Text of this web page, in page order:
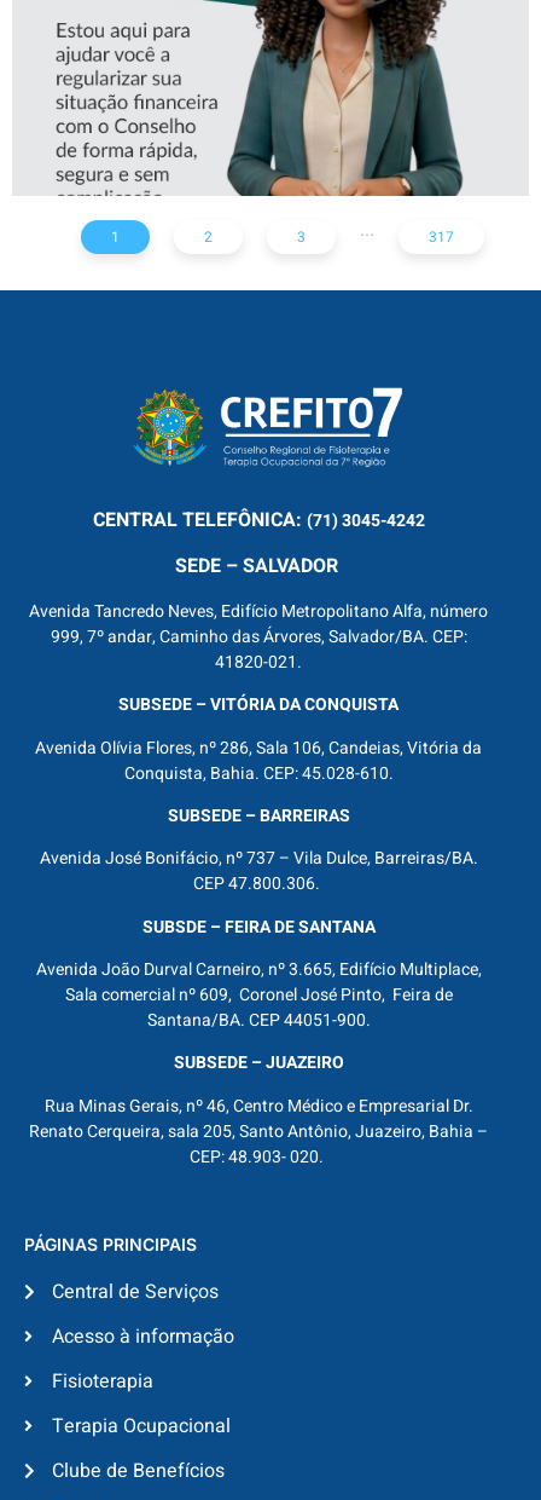
1 2 3 ... 317
CENTRALTELEFÔNICA: (71) 3045-4242
SEDE – SALVADOR
Avenida Tancredo Neves, Edifício Metropolitano Alfa, número
999, 7º andar, Caminho das Árvores, Salvador/BA. CEP:
41820-021.
SUBSEDE – VITÓRIA DA CONQUISTA
Avenida Olívia Flores, nº 286, Sala 106, Candeias, Vitória da
Conquista, Bahia. CEP: 45.028-610.
SUBSEDE – BARREIRAS
Avenida José Bonifácio, nº 737 – Vila Dulce, Barreiras/BA.
CEP 47.800.306.
SUBSDE – FEIRA DE SANTANA
Avenida João Durval Carneiro, nº 3.665, Edifício Multiplace,
Sala comercial nº 609, Coronel José Pinto, Feira de
Santana/BA. CEP 44051-900.
SUBSEDE – JUAZEIRO
Rua Minas Gerais, nº 46, Centro Médico e Empresarial Dr.
Renato Cerqueira, sala 205, Santo Antônio, Juazeiro, Bahia –
CEP: 48.903- 020.
PÁGINAS PRINCIPAIS
Central de Serviços
Acesso à informação
Fisioterapia
Terapia Ocupacional
Clube de Benefícios